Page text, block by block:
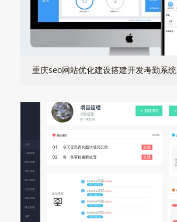
重庆seo网站优化建设搭建开发考勤系统